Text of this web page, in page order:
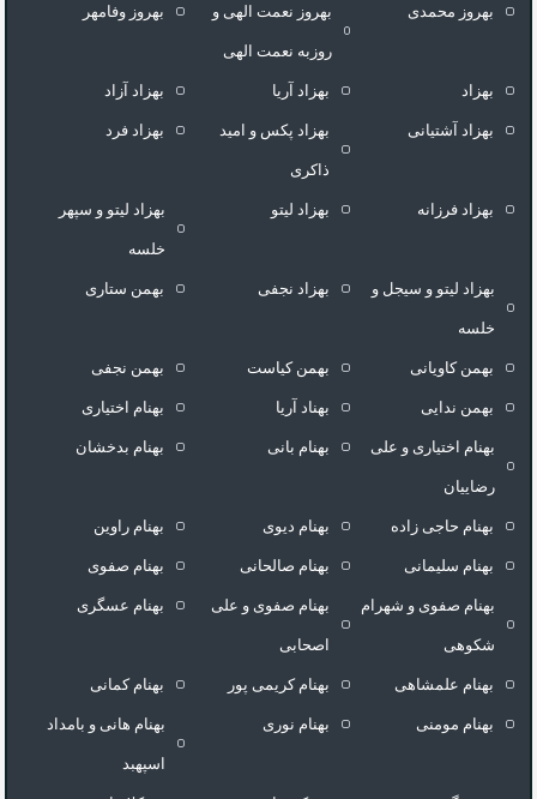
بهروز محمدی بهروز نعمت الهی و
روزبه نعمت الهی
بهروز وفامهر
بهزاد بهزاد آریا بهزاد آزاد
بهزاد آشتیانی بهزاد پکس و امید
ذاکری
بهزاد فرد
بهزاد فرزانه بهزاد لیتو بهزاد لیتو و سپهر
خلسه
بهزاد لیتو و سیجل و
خلسه
بهزاد نجفی بهمن ستاری
بهمن کاویانی بهمن کیاست بهمن نجفی
بهمن ندایی بهناد آریا بهنام اختیاری
بهنام اختیاری و علی
رضاییان
بهنام بانی بهنام بدخشان
بهنام حاجی زاده بهنام دیوی بهنام راوین
بهنام سلیمانی بهنام صالحانی بهنام صفوی
بهنام صفوی و شهرام
شکوهی
بهنام صفوی و علی
اصحابی
بهنام عسگری
بهنام علمشاهی بهنام کریمی پور بهنام کمانی
بهنام مومنی بهنام نوری بهنام هانی و بامداد
اسپهبد